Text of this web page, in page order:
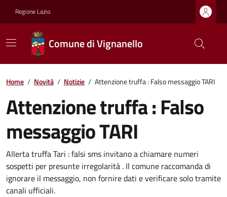
Regione Lazio
Comune di Vignanello
Home / Novità / Notizie / Attenzione truffa : Falso messaggio TARI
Attenzione truffa : Falso
messaggio TARI
Allerta truffa Tari : falsi sms invitano a chiamare numeri
sospetti per presunte irregolarità . Il comune raccomanda di
ignorare il messaggio, non fornire dati e verificare solo tramite
canali ufficiali.